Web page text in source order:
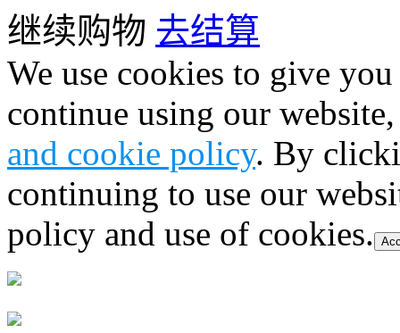
继续购物 去结算
We use cookies to give
continue using our
and cookie policy. By
continuing to use our
policy and use of cookies.